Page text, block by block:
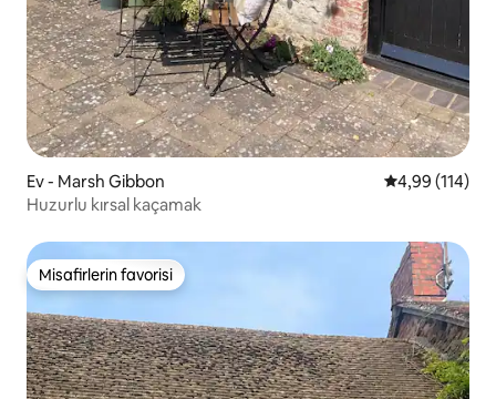
Ev - Marsh Gibbon 5 üzerinden
4,99 (114)
Huzurlu kırsal kaçamak
Misafirlerin favorisi
Misafirlerin favorisi